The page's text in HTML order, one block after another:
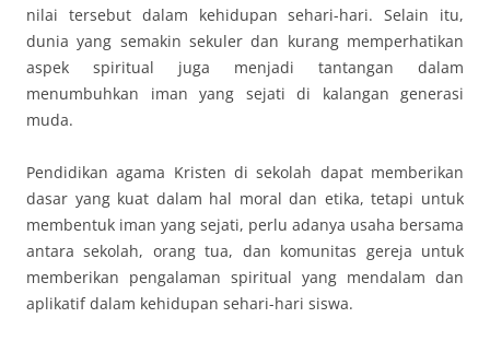
nilai tersebut dalam kehidupan sehari-hari. Selain itu,
dunia yang semakin sekuler dan kurang memperhatikan
aspek spiritual juga menjadi tantangan dalam
menumbuhkan iman yang sejati di kalangan generasi
muda.
Pendidikan agama Kristen di sekolah dapat memberikan
dasar yang kuat dalam hal moral dan etika, tetapi untuk
membentuk iman yang sejati, perlu adanya usaha bersama
antara sekolah, orang tua, dan komunitas gereja untuk
memberikan pengalaman spiritual yang mendalam dan
aplikatif dalam kehidupan sehari-hari siswa.